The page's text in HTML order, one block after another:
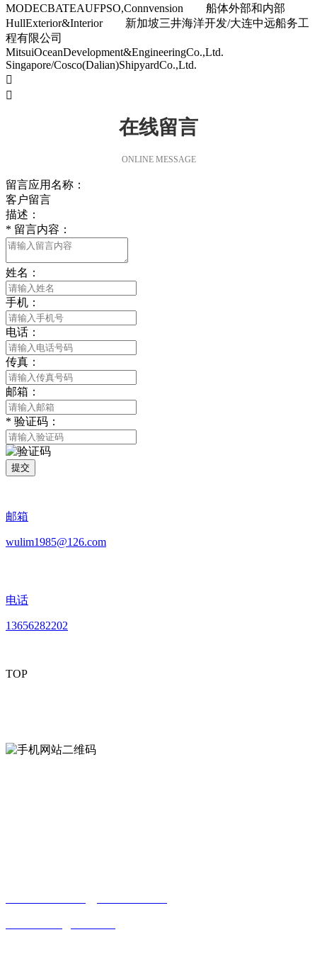
MODECBATEAUFPSO,Connvension 船体外部和内部
HullExterior&Interior 新加坡三井海洋开发/大连中远船务工
程有限公司
MitsuiOceanDevelopment&EngineeringCo.,Ltd.
Singapore/Cosco(Dalian)ShipyardCo.,Ltd.


在线留言
ONLINE MESSAGE
留言应用名称：
客户留言
描述：
* 留言内容：
姓名：
手机：
电话：
传真：
邮箱：
* 验证码：
提交
邮箱
wulim1985@126.com
电话
13656282202
TOP